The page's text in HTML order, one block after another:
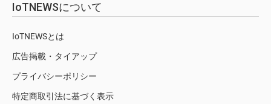
IoTNEWSについて
IoTNEWSとは
広告掲載・タイアップ
プライバシーポリシー
特定商取引法に基づく表示